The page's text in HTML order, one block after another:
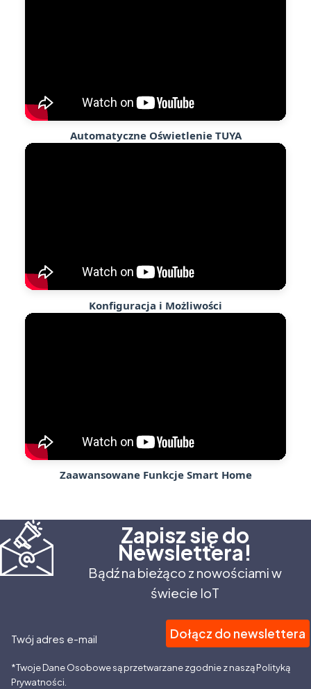
Automatyczne Oświetlenie TUYA
Konfiguracja i Możliwości
Zaawansowane Funkcje Smart Home
Zapisz się do
Newslettera!
Bądź na bieżąco z nowościami w
świecie IoT
Twój adres e-mail Dołącz do newslettera
*Twoje Dane Osobowe są przetwarzane zgodnie z naszą Polityką
Prywatności.